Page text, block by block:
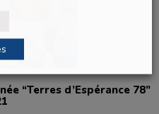
“Terres d’Espérance 78”